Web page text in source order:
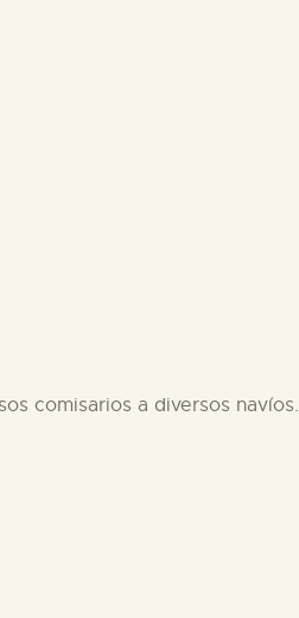
comisarios a diversos navíos.